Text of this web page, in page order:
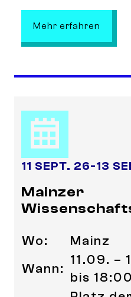
Mehr erfahren
11 SEPT. 26-13
Mainzer
Wo:
Mainz
Wann:
11.09. –
bis